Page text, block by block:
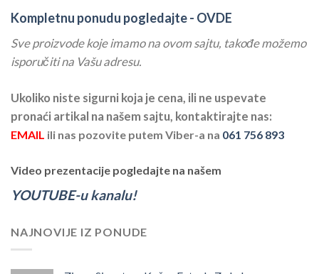
Kompletnu ponudu pogledajte - OVDE
Sve proizvode koje imamo na ovom sajtu, takođe možemo
isporučiti na Vašu adresu.
Ukoliko niste sigurni koja je cena, ili ne uspevate
pronaći artikal na našem sajtu, kontaktirajte nas:
EMAIL ili nas pozovite putem Viber-a na 061 756 893
Video prezentacije pogledajte na našem
YOUTUBE-u kanalu!
NAJNOVIJE IZ PONUDE